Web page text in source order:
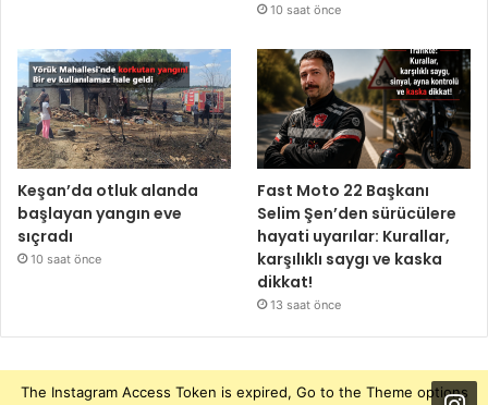
10 saat önce
Keşan’da otluk alanda
başlayan yangın eve
sıçradı
10 saat önce
Fast Moto 22 Başkanı
Selim Şen’den sürücülere
hayati uyarılar: Kurallar,
karşılıklı saygı ve kaska
dikkat!
13 saat önce
The Instagram Access Token is expired, Go to the Theme options